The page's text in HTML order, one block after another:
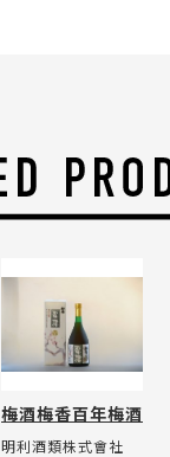
梅酒梅香百年梅酒
明利酒類株式會社